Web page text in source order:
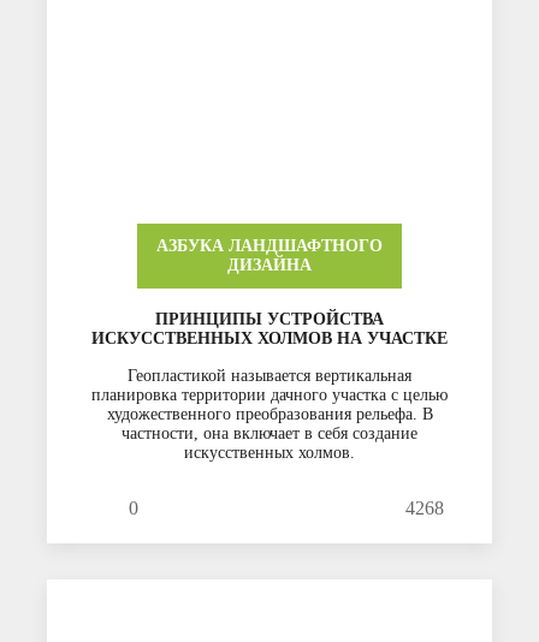
АЗБУКА ЛАНДШАФТНОГО
ДИЗАЙНА
ПРИНЦИПЫ УСТРОЙСТВА
ИСКУССТВЕННЫХ ХОЛМОВ НА УЧАСТКЕ
Геопластикой называется вертикальная
планировка территории дачного участка с целью
художественного преобразования рельефа. В
частности, она включает в себя создание
искусственных холмов.
0 4268